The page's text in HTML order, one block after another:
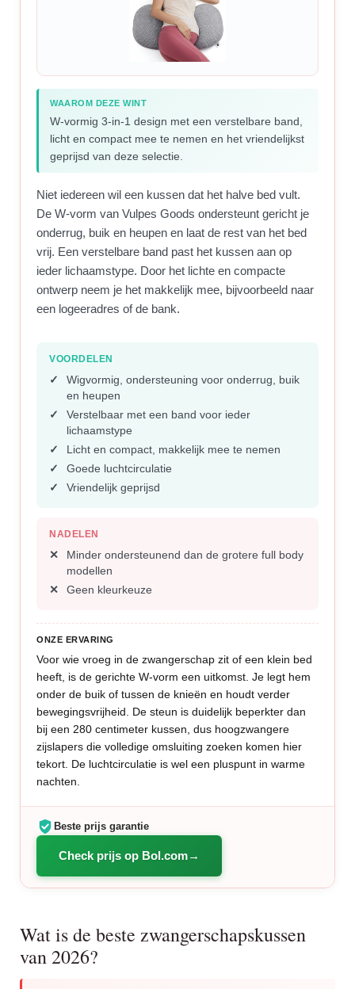
WAAROM DEZE WINT
W-vormig 3-in-1 design met een verstelbare band,
licht en compact mee te nemen en het vriendelijkst
geprijsd van deze selectie.
Niet iedereen wil een kussen dat het halve bed vult.
De W-vorm van Vulpes Goods ondersteunt gericht je
onderrug, buik en heupen en laat de rest van het bed
vrij. Een verstelbare band past het kussen aan op
ieder lichaamstype. Door het lichte en compacte
ontwerp neem je het makkelijk mee, bijvoorbeeld naar
een logeeradres of de bank.
VOORDELEN
Wigvormig, ondersteuning voor onderrug, buik
en heupen
Verstelbaar met een band voor ieder
lichaamstype
Licht en compact, makkelijk mee te nemen
Goede luchtcirculatie
Vriendelijk geprijsd
NADELEN
Minder ondersteunend dan de grotere full body
modellen
Geen kleurkeuze
ONZE ERVARING
Voor wie vroeg in de zwangerschap zit of een klein bed
heeft, is de gerichte W-vorm een uitkomst. Je legt hem
onder de buik of tussen de knieën en houdt verder
bewegingsvrijheid. De steun is duidelijk beperkter dan
bij een 280 centimeter kussen, dus hoogzwangere
zijslapers die volledige omsluiting zoeken komen hier
tekort. De luchtcirculatie is wel een pluspunt in warme
nachten.
Beste prijs garantie
Check prijs op Bol.com
Wat is de beste zwangerschapskussen
van 2026?